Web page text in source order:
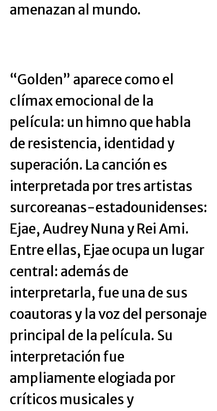
amenazan al mundo.
“Golden” aparece como el
clímax emocional de la
película: un himno que habla
de resistencia, identidad y
superación. La canción es
interpretada por tres artistas
surcoreanas-estadounidenses:
Ejae, Audrey Nuna y Rei Ami.
Entre ellas, Ejae ocupa un lugar
central: además de
interpretarla, fue una de sus
coautoras y la voz del personaje
principal de la película. Su
interpretación fue
ampliamente elogiada por
críticos musicales y